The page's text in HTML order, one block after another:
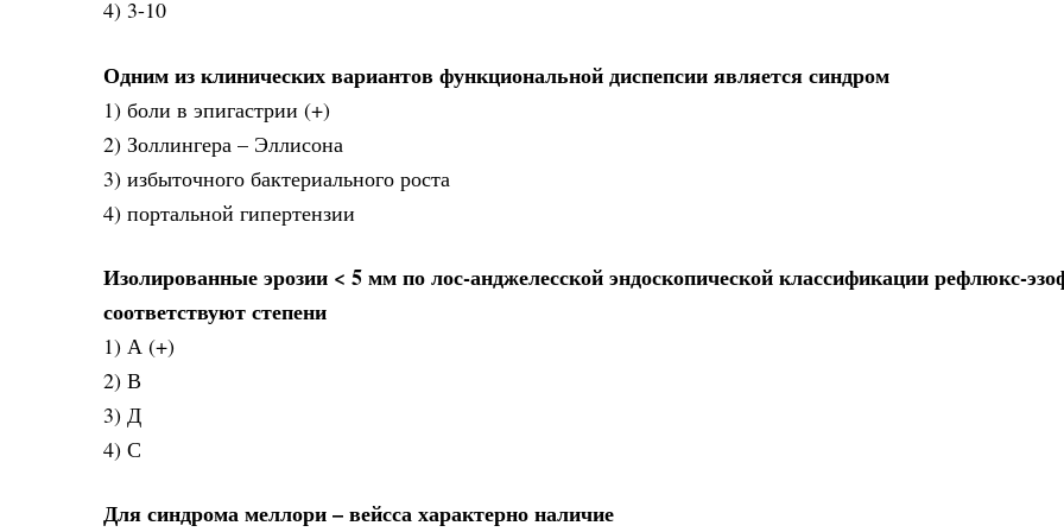
4) 3-10
Одним из клинических вариантов функциональной диспепсии является синдром
1) боли в эпигастрии (+)
2) Золлингера – Эллисона
3) избыточного бактериального роста
4) портальной гипертензии
Изолированные эрозии < 5 мм по лос-анджелесской эндоскопической классификации рефлюкс-
соответствуют степени
1) А (+)
2) В
3) Д
4) С
Для синдрома меллори – вейсса характерно наличие